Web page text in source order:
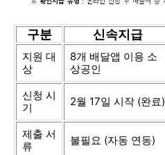
구분 신속지급
지원 대
상
8개 배달앱 이용 소
상공인
신청 시
기
2월 17일 시작 (완료)
제출 서
류
불필요 (자동 연동)